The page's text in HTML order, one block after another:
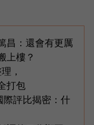
昌：還會有更厲
上樓？
，
打包
評比揭密：什